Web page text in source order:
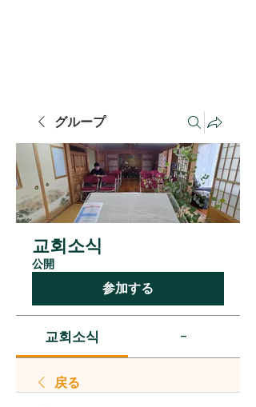
グループ
교회소식
公開
参加する
교회소식 -
戻る